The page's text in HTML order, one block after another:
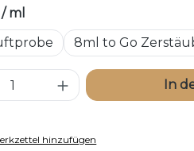
ml
8ml to Go
Anzahl: Gib den
In
hinzufügen